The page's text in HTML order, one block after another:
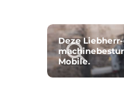
Evenement
Meest gelezen
Nieuwsbrief
Deze
Mobile.